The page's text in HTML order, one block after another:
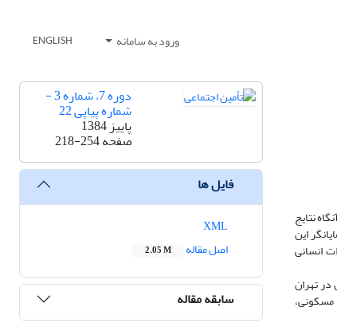
ورود به سامانه ENGLISH
نتایج
این
انسانی
تهران
دوره 7، شماره 3 -
شماره پیاپی 22
پاییز 1384
صفحه218-254
فایل ها
اصل مقاله
2.05 M
سابقه مقاله